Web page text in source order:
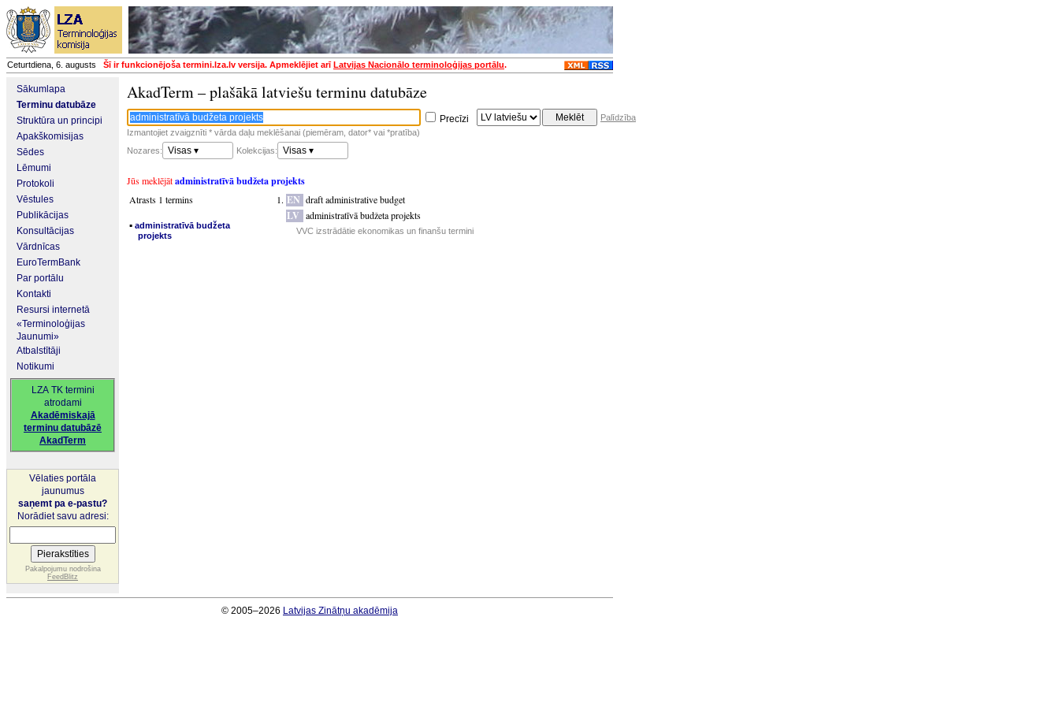
Ceturtdiena, 6. augusts Šī ir funkcionējoša termini.lza.lv versija. Apmeklējiet arīLatvijas Nacionālo terminoloģijas portālu.
Sākumlapa
Terminu datubāze
Struktūra un principi
Apakškomisijas
Sēdes
Lēmumi
Protokoli
Vēstules
Publikācijas
Konsultācijas
Vārdnīcas
EuroTermBank
Par portālu
Kontakti
Resursi internetā
«Terminoloģijas
Jaunumi»
Atbalstītāji
Notikumi
LZA TK termini
atrodami
Akadēmiskajā
terminu datubāzē
AkadTerm
Vēlaties portāla
jaunumus
saņemt pa e-pastu?
Norādiet savu adresi:
Pakalpojumu nodrošina
FeedBlitz
AkadTerm – plašākā latviešu terminu datubāze
Precīzi
Palīdzība
Izmantojiet zvaigznīti * vārda daļu meklēšanai (piemēram, dator* vai *pratība)
Nozares:
Visas ▾ Kolekcijas: Visas ▾
Jūs meklējātadministratīvā budžeta projekts
Atrasts 1 termins
▪ administratīvā budžeta
projekts
EN draft administrative budget
LV administratīvā budžeta projekts
VVC izstrādātie ekonomikas un finanšu termini
© 2005–2026 Latvijas Zinātņu akadēmija